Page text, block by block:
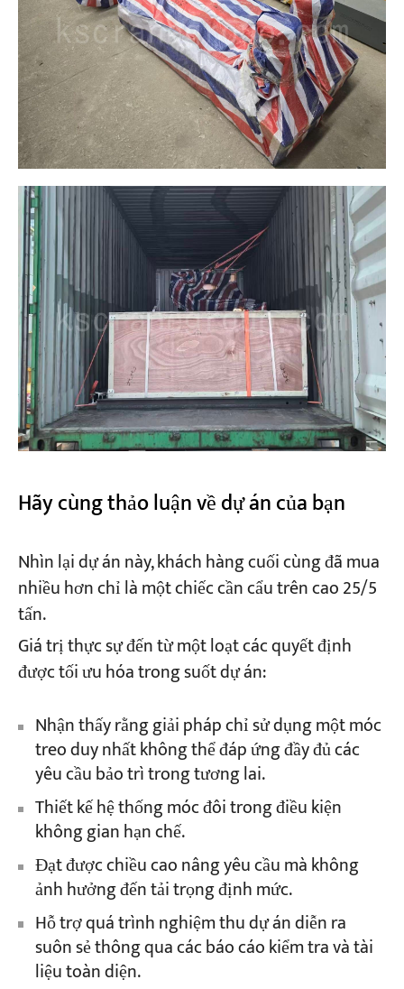
Hãy cùng thảo luận về dự án của bạn
Nhìn lại dự án này, khách hàng cuối cùng đã mua
nhiều hơn chỉ là một chiếc cần cẩu trên cao 25/5
tấn.
Giá trị thực sự đến từ một loạt các quyết định
được tối ưu hóa trong suốt dự án:
Nhận thấy rằng giải pháp chỉ sử dụng một móc
treo duy nhất không thể đáp ứng đầy đủ các
yêu cầu bảo trì trong tương lai.
Thiết kế hệ thống móc đôi trong điều kiện
không gian hạn chế.
Đạt được chiều cao nâng yêu cầu mà không
ảnh hưởng đến tải trọng định mức.
Hỗ trợ quá trình nghiệm thu dự án diễn ra
suôn sẻ thông qua các báo cáo kiểm tra và tài
liệu toàn diện.